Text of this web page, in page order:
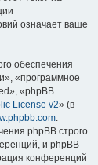
означает ваше
обеспечения
«программное
«phpBB
License v2» (в
.
phpBB строго
и phpBB
конференций